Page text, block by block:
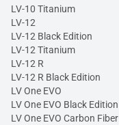
LV-10 Titanium
LV-12
LV-12 Black Edition
LV-12 Titanium
LV-12 R
LV-12 R Black Edition
LV One EVO
LV One EVO Black Edition
LV One EVO Carbon Fiber